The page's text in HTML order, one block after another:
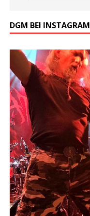
DGM BEI INSTAGRAM